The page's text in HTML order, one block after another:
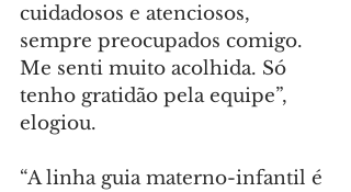
cuidadosos e atenciosos,
sempre preocupados comigo.
Me senti muito acolhida. Só
tenho gratidão pela equipe”,
elogiou.
“A linha guia materno-infantil é